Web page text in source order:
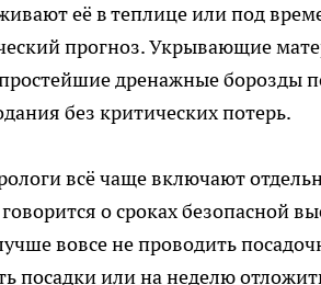
её в теплице или под
прогноз. Укрывающие
дренажные борозды
без критических потерь.
всё чаще включают
о сроках безопасной
вовсе не проводить
посадки или на неделю